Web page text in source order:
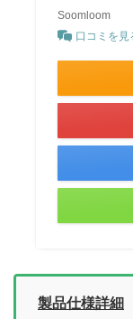
Soomloom
口コミを見
製品仕様詳細